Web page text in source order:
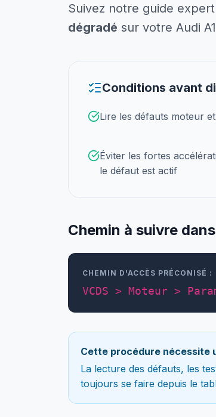
Suivez notre guide
dégradé sur votre Audi
Conditions avant
Lire les défauts moteur
Éviter les fortes
le défaut est actif
Chemin à suivre
CHEMIN D'ACCÈS PRÉCONISÉ :
VCDS > Moteur >
Cette procédure nécessite
La lecture des défauts, les
toujours se faire depuis le